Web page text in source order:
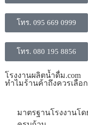
โทร. 095 669 0999
โทร. 080 195 8856
โรงงานผลิตน้ำดื่ม.com
ทำไมร้านค้าถึงควรเลือ
มาตรฐานโรงงานโ